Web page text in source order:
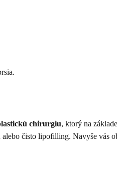
chirurgiu, ktorý na
čisto lipofilling. Navyše